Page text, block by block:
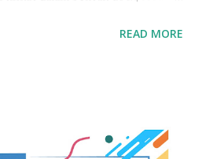
kebutuhan. template ini
sertifikat yang kami maksud :
Word Free Dibawah ini
READ MORE